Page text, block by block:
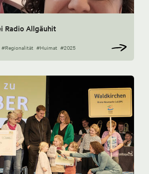
Radio Allgäuhit
#Regionalität #Huimat #2025